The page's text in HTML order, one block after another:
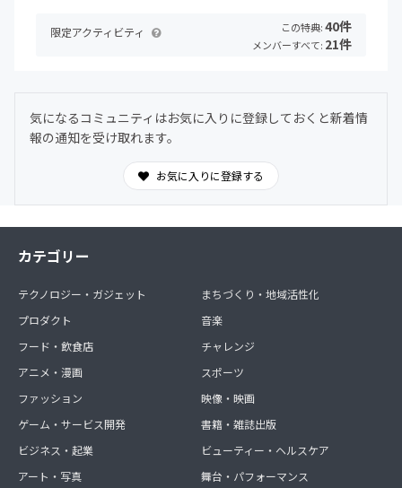
限定アクティビティ この特典:40件
メンバーすべて: 21件
気になるコミュニティはお気に入りに登録しておくと新着情
報の通知を受け取れます。
お気に入りに登録する
カテゴリー
テクノロジー・ガジェット
プロダクト
フード・飲食店
アニメ・漫画
ファッション
ゲーム・サービス開発
ビジネス・起業
アート・写真
まちづくり・地域活性化
音楽
チャレンジ
スポーツ
映像・映画
書籍・雑誌出版
ビューティー・ヘルスケア
舞台・パフォーマンス